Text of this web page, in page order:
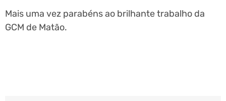
Mais uma vez parabéns ao brilhante trabalho da
GCM de Matão.